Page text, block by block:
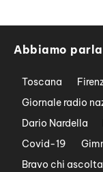
Abbiamo
Toscana
Giornale radio
Dario Nardella
Covid-19
Bravo chi ascolta